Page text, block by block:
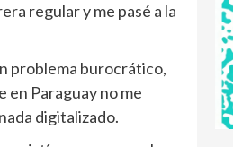
regular y me pasé a la
problema burocrático,
Paraguay no me
digitalizado.